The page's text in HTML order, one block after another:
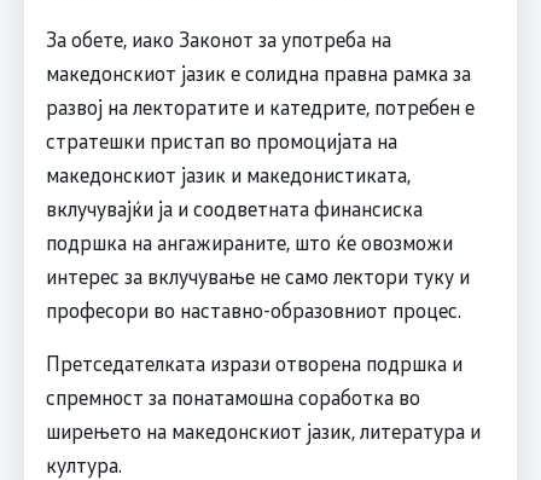
За обете, иако Законот за употреба на
македонскиот јазик е солидна правна рамка за
развој на лекторатите и катедрите, потребен е
стратешки пристап во промоцијата на
македонскиот јазик и македонистиката,
вклучувајќи ја и соодветната финансиска
подршка на ангажираните, што ќе овозможи
интерес за вклучување не само лектори туку и
професори во наставно-образовниот процес.
Претседателката изрази отворена подршка и
спремност за понатамошна соработка во
ширењето на македонскиот јазик, литература и
култура.